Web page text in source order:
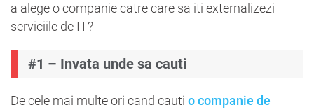
a alege o companie catre care sa iti externalizezi
serviciile de IT?
#1 – Invata unde sa cauti
De cele mai multe ori cand cauti o companie de